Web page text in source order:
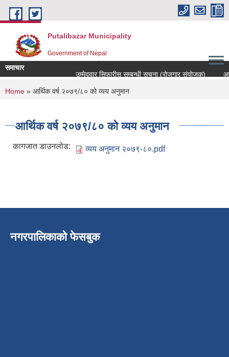
Skip to main content
Putalibazar Municipality
Government of Nepal
समाचार
उम्मेदवार सिफारीस सम्बन्धी सूचना (रोजगार संयोजक)
You are here
Home » आर्थिक वर्ष २०७९/८० को व्यय अनुमान
आर्थिक वर्ष २०७९/८० को व्यय अनुमान
कागजात डाउनलोड: व्यय अनुमान २०७९-८०.pdf
नगरपालिकाको फेसबुक